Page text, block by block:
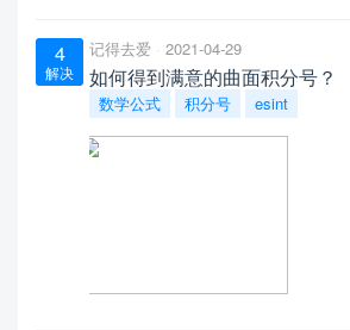
4
解决
记得去爱 2021-04-29
如何得到满意的曲面积分号？
数学公式 积分号 esint